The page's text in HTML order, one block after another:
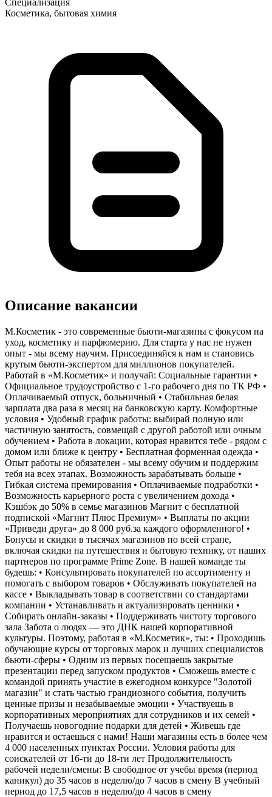
Косметика, бытовая химия
Описание вакансии
М.Косметик - это современные бьюти-магазины с фокусом на
уход, косметику и парфюмерию. Для старта у нас не нужен
опыт - мы всему научим. Присоединяйся к нам и становись
крутым бьюти-экспертом для миллионов покупателей.
Работай в «М.Косметик» и получай: Социальные гарантии •
Официальное трудоустройство с 1-го рабочего дня по ТК РФ •
Оплачиваемый отпуск, больничный • Стабильная белая
зарплата два раза в месяц на банковскую карту. Комфортные
условия • Удобный график работы: выбирай полную или
частичную занятость, совмещай с другой работой или очным
обучением • Работа в локации, которая нравится тебе - рядом с
домом или ближе к центру • Бесплатная форменная одежда •
Опыт работы не обязателен - мы всему обучим и поддержим
тебя на всех этапах. Возможность зарабатывать больше •
Гибкая система премирования • Оплачиваемые подработки •
Возможность карьерного роста с увеличением дохода •
Кэшбэк до 50% в семье магазинов Магнит с бесплатной
подпиской «Магнит Плюс Премиум» • Выплаты по акции
«Приведи друга» до 8 000 руб.за каждого оформленного! •
Бонусы и скидки в тысячах магазинов по всей стране,
включая скидки на путешествия и бытовую технику, от наших
партнеров по программе Prime Zone. В нашей команде ты
будешь: • Консультировать покупателей по ассортименту и
помогать с выбором товаров • Обслуживать покупателей на
кассе • Выкладывать товар в соответствии со стандартами
компании • Устанавливать и актуализировать ценники •
Собирать онлайн-заказы • Поддерживать чистоту торгового
зала Забота о людях — это ДНК нашей корпоративной
культуры. Поэтому, работая в «М.Косметик», ты: • Проходишь
обучающие курсы от торговых марок и лучших специалистов
бьюти-сферы • Одним из первых посещаешь закрытые
презентации перед запуском продуктов • Сможешь вместе с
командой принять участие в ежегодном конкурсе "Золотой
магазин" и стать частью грандиозного события, получить
ценные призы и незабываемые эмоции • Участвуешь в
корпоративных мероприятиях для сотрудников и их семей •
Получаешь новогодние подарки для детей • Живешь где
нравится и остаешься с нами! Наши магазины есть в более чем
4 000 населенных пунктах России. Условия работы для
соискателей от 16-ти до 18-ти лет Продолжительность
рабочей недели/смены: В свободное от учебы время (период
каникул) до 35 часов в неделю/до 7 часов в смену В учебный
период до 17,5 часов в неделю/до 4 часов в смену